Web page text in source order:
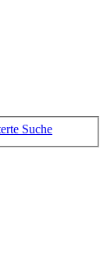
Suche